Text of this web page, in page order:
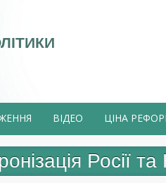
ВІДЕО ЦІНА
Росії